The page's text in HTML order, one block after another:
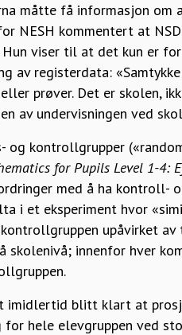
måtte få informasjon om
NESH kommentert at
viser til at det kun er
av registerdata:
prøver. Det er skolen,
av undervisningen ved
og kontrollgrupper
for Pupils Level 1-4:
med å ha kontroll-
i et eksperiment hvor
upåvirket
skolenivå; innenfor hver
imidlertid blitt klart at
for hele elevgruppen ved